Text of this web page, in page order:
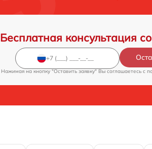
Бесплатная консультация
Нажимая на кнопку "Оставить заявку" Вы соглашаетесь c